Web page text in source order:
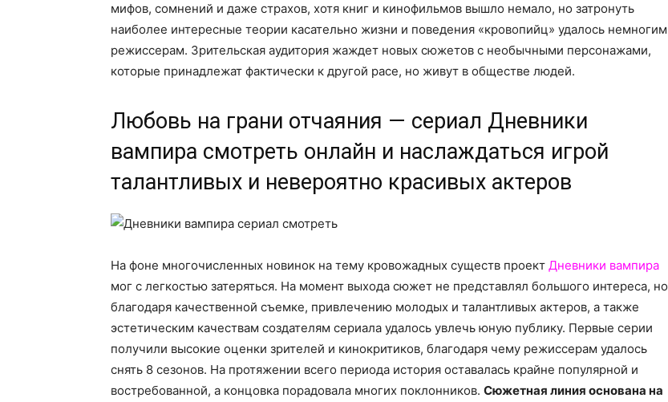
все
о
мифов, сомнений и даже страхов, хотя книг и кинофильмов вышло немало, но затронуть
наиболее интересные теории касательно жизни и поведения «кровопийц» удалось немногим
режиссерам. Зрительская аудитория жаждет новых сюжетов с необычными персонажами,
которые принадлежат фактически к другой расе, но живут в обществе людей.
Любовь на грани отчаяния — сериал Дневники
вампира смотреть онлайн и наслаждаться игрой
талантливых и невероятно красивых актеров
На фоне многочисленных новинок на тему кровожадных существ проект Дневники вампира
мог с легкостью затеряться. На момент выхода сюжет не представлял большого интереса, но
благодаря качественной съемке, привлечению молодых и талантливых актеров, а также
эстетическим качествам создателям сериала удалось увлечь юную публику. Первые серии
получили высокие оценки зрителей и кинокритиков, благодаря чему режиссерам удалось
снять 8 сезонов. На протяжении всего периода история оставалась крайне популярной и
востребованной, а концовка порадовала многих поклонников. Сюжетная линия основана на